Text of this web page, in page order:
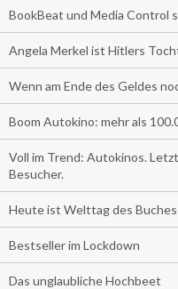
BookBeat und Media Control
Angela Merkel ist Hitlers
Wenn am Ende des Geldes
Boom Autokino: mehr als
Voll im Trend: Autokinos.
Besucher.
Heute ist Welttag des
Bestseller im Lockdown
Das unglaubliche Hochbeet